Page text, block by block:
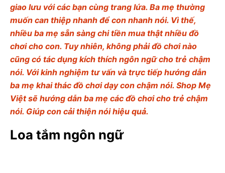
giao lưu với các bạn cùng trang lứa. Ba mẹ thường
muốn can thiệp nhanh để con nhanh nói. Vì thế,
nhiều ba mẹ sẵn sàng chi tiền mua thật nhiều đồ
chơi cho con. Tuy nhiên, không phải đồ chơi nào
cũng có tác dụng kích thích ngôn ngữ cho trẻ chậm
nói. Với kinh nghiệm tư vấn và trực tiếp hướng dẫn
ba mẹ khai thác đồ chơi dạy con chậm nói. Shop Mẹ
Việt sẽ hướng dẫn ba mẹ các đồ chơi cho trẻ chậm
nói. Giúp con cải thiện nói hiệu quả.
Loa tắm ngôn ngữ